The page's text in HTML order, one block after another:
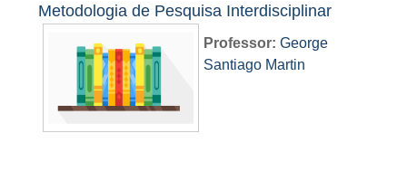
Metodologia de Pesquisa Interdisciplinar
Professor: George
Santiago Martin